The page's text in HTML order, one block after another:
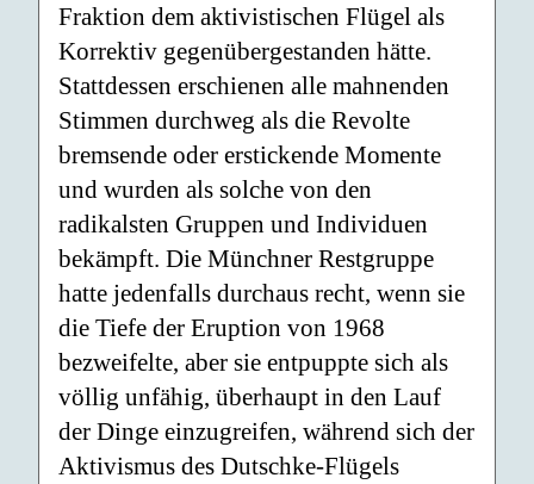
Fraktion dem aktivistischen Flügel als
Korrektiv gegenübergestanden hätte.
Stattdessen erschienen alle mahnenden
Stimmen durchweg als die Revolte
bremsende oder erstickende Momente
und wurden als solche von den
radikalsten Gruppen und Individuen
bekämpft. Die Münchner Restgruppe
hatte jedenfalls durchaus recht, wenn sie
die Tiefe der Eruption von 1968
bezweifelte, aber sie entpuppte sich als
völlig unfähig, überhaupt in den Lauf
der Dinge einzugreifen, während sich der
Aktivismus des Dutschke-Flügels